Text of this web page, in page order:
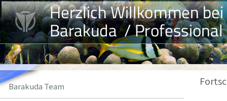
Barakuda Team